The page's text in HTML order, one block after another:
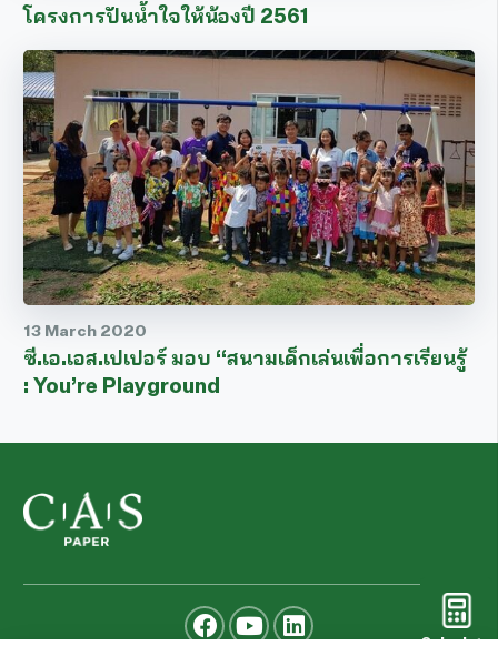
โครงการปันน้ำใจให้น้องปี 2561
13 March 2020
ซี.เอ.เอส.เปเปอร์ มอบ “สนามเด็กเล่นเพื่อการเรียนรู้
: You’re Playground